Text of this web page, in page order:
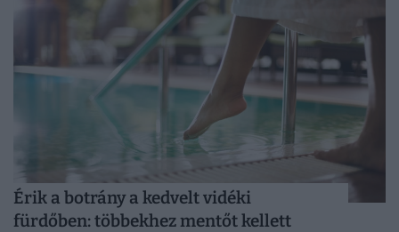
Érik a botrány a kedvelt vidéki
fürdőben: többekhez mentőt kellett